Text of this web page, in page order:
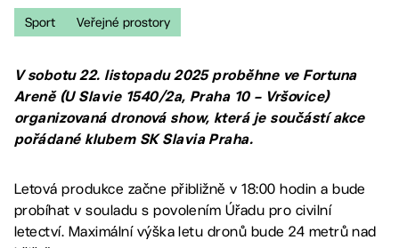
Sport Veřejné prostory
V sobotu 22. listopadu 2025 proběhne ve Fortuna
Areně (U Slavie 1540/2a, Praha 10 – Vršovice)
organizovaná dronová show, která je součástí akce
pořádané klubem SK Slavia Praha.
Letová produkce začne přibližně v 18:00 hodin a bude
probíhat v souladu s povolením Úřadu pro civilní
letectví. Maximální výška letu dronů bude 24 metrů nad